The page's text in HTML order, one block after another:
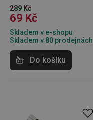
289 Kč
69 Kč
Skladem v e-shopu
Skladem v 80 prodejnách
Do košíku